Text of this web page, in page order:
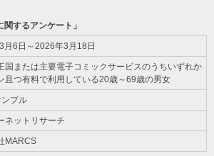
関するアンケート」
月6日～2026年3月18日
国または主要電子コミックサービスのうちいずれか
且つ有料で利用している20歳～69歳の男女
プル
ネットリサーチ
MARCS